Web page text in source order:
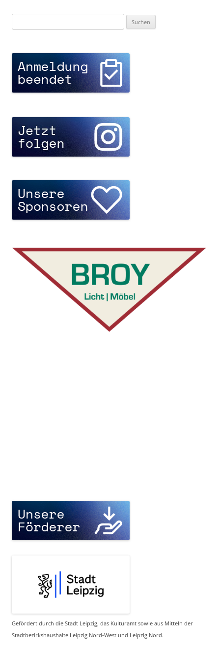
nach:
Gefördert durch die Stadt Leipzig, das Kulturamt sowie aus Mitteln der
Stadtbezirkshaushalte Leipzig Nord-West und Leipzig Nord.